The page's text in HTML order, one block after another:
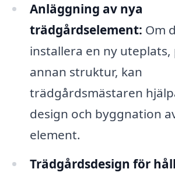
Anläggning av nya
trädgårdselement: Om
installera en ny
annan struktur, kan
trädgårdsmästaren
design och byggnation
element.
Trädgårdsdesign för